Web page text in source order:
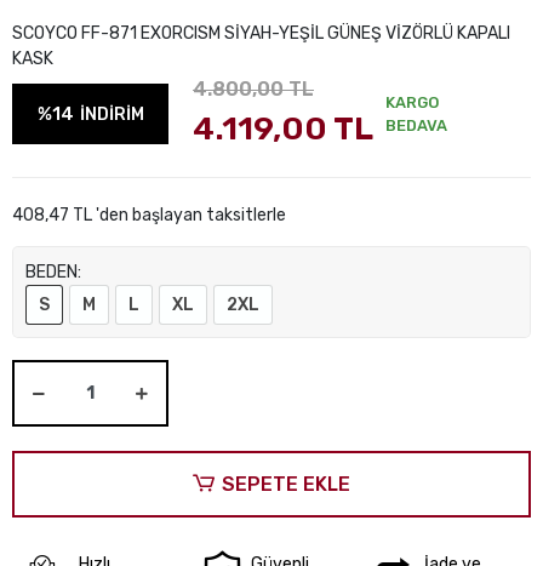
SCOYCO FF-871 EXORCISM SİYAH-YEŞİL GÜNEŞ VİZÖRLÜ KAPALI
KASK
%14 İNDİRİM
4.800,00 TL
4.119,00 TL
KARGO
BEDAVA
408,47 TL 'den başlayan taksitlerle
BEDEN:
S
M L XL 2XL
SEPETE EKLE